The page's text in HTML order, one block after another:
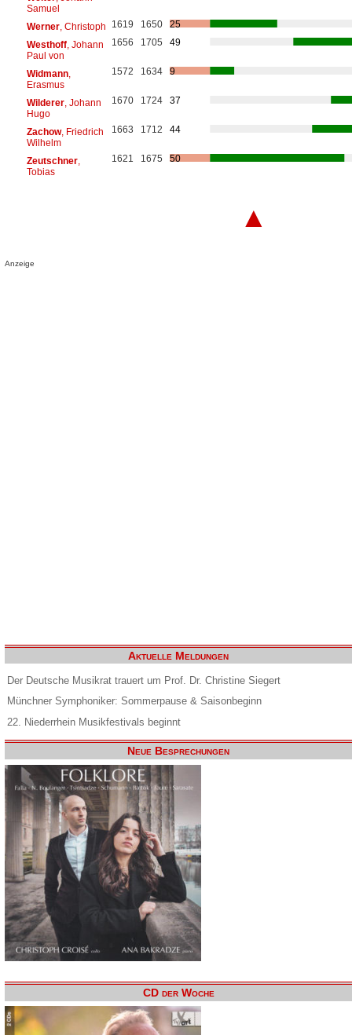
Samuel
Werner, Christoph 1619 1650
25
Westhoff, Johann
Paul von
1656 1705 49
Widmann,
Erasmus
1572 1634 9
Wilderer, Johann
Hugo
1670 1724 37
Zachow, Friedrich
Wilhelm
1663 1712 44
Zeutschner,
Tobias
1621 1675 50
▲
Anzeige
Aktuelle Meldungen
Der Deutsche Musikrat trauert um Prof. Dr. Christine Siegert
Münchner Symphoniker: Sommerpause & Saisonbeginn
22. Niederrhein Musikfestivals beginnt
Neue Besprechungen
CD der Woche